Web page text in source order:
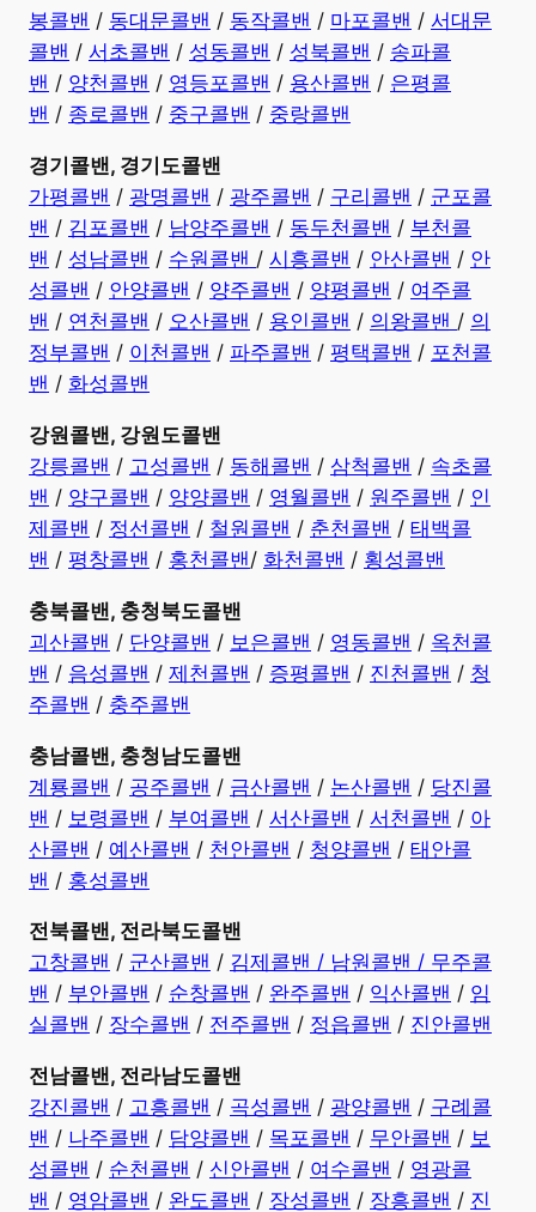
봉콜밴 / 동대문콜밴 / 동작콜밴 / 마포콜밴 / 서대문
콜밴 / 서초콜밴 / 성동콜밴 / 성북콜밴 / 송파콜
밴 / 양천콜밴 / 영등포콜밴 / 용산콜밴 / 은평콜
밴 / 종로콜밴 / 중구콜밴 / 중랑콜밴
경기콜밴, 경기도콜밴
가평콜밴 / 광명콜밴 / 광주콜밴 / 구리콜밴 / 군포콜
밴 / 김포콜밴 / 남양주콜밴 / 동두천콜밴 / 부천콜
밴 / 성남콜밴 / 수원콜밴 / 시흥콜밴 / 안산콜밴 / 안
성콜밴 / 안양콜밴 / 양주콜밴 / 양평콜밴 / 여주콜
밴 / 연천콜밴 / 오산콜밴 / 용인콜밴 / 의왕콜밴 / 의
정부콜밴 / 이천콜밴 / 파주콜밴 / 평택콜밴 / 포천콜
밴 / 화성콜밴
강원콜밴, 강원도콜밴
강릉콜밴 / 고성콜밴 / 동해콜밴 / 삼척콜밴 / 속초콜
밴 / 양구콜밴 / 양양콜밴 / 영월콜밴 / 원주콜밴 / 인
제콜밴 / 정선콜밴 / 철원콜밴 / 춘천콜밴 / 태백콜
밴 / 평창콜밴 / 홍천콜밴/ 화천콜밴 / 횡성콜밴
충북콜밴, 충청북도콜밴
괴산콜밴 / 단양콜밴 / 보은콜밴 / 영동콜밴 / 옥천콜
밴 / 음성콜밴 / 제천콜밴 / 증평콜밴 / 진천콜밴 / 청
주콜밴 / 충주콜밴
충남콜밴, 충청남도콜밴
계룡콜밴 / 공주콜밴 / 금산콜밴 / 논산콜밴 / 당진콜
밴 / 보령콜밴 / 부여콜밴 / 서산콜밴 / 서천콜밴 / 아
산콜밴 / 예산콜밴 / 천안콜밴 / 청양콜밴 / 태안콜
밴 / 홍성콜밴
전북콜밴, 전라북도콜밴
고창콜밴 / 군산콜밴 / 김제콜밴 / 남원콜밴 / 무주콜
밴 / 부안콜밴 / 순창콜밴 / 완주콜밴 / 익산콜밴 / 임
실콜밴 / 장수콜밴 / 전주콜밴 / 정읍콜밴 / 진안콜밴
전남콜밴, 전라남도콜밴
강진콜밴 / 고흥콜밴 / 곡성콜밴 / 광양콜밴 / 구례콜
밴 / 나주콜밴 / 담양콜밴 / 목포콜밴 / 무안콜밴 / 보
성콜밴 / 순천콜밴 / 신안콜밴 / 여수콜밴 / 영광콜
밴 / 영암콜밴 / 완도콜밴 / 장성콜밴 / 장흥콜밴 / 진